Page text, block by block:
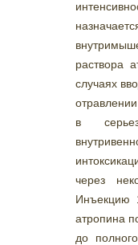
раствора
случаях
в
через
Инъекцию
атропина
до